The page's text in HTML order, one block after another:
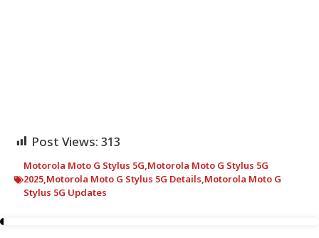
Post Views: 313
Motorola Moto G Stylus 5G,Motorola Moto G Stylus 5G
2025,Motorola Moto G Stylus 5G Details,Motorola Moto G
Stylus 5G Updates